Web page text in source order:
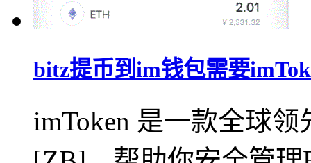
bitz提币到im钱包需要
imToken 是一款全球